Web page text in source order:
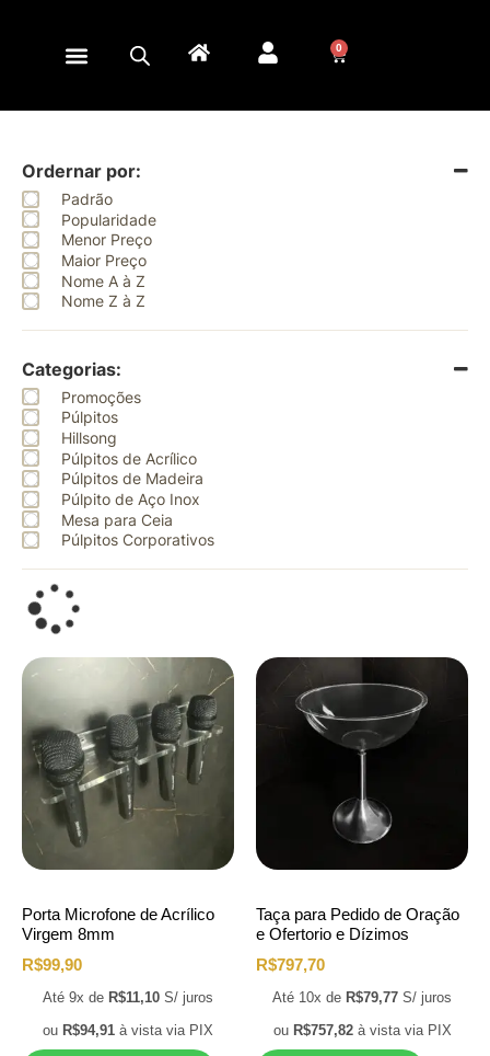
0
Ordernar por:
Padrão
Popularidade
Menor Preço
Maior Preço
Nome A à Z
Nome Z à Z
Categorias:
Promoções
Púlpitos
Hillsong
Púlpitos de Acrílico
Púlpitos de Madeira
Púlpito de Aço Inox
Mesa para Ceia
Púlpitos Corporativos
Porta Microfone de Acrílico
Virgem 8mm
R$99,90
Até 9x de R$11,10 S/ juros
ou R$94,91 à vista via PIX
Taça para Pedido de Oração
e Ofertorio e Dízimos
R$797,70
Até 10x de R$79,77 S/ juros
ou R$757,82 à vista via PIX